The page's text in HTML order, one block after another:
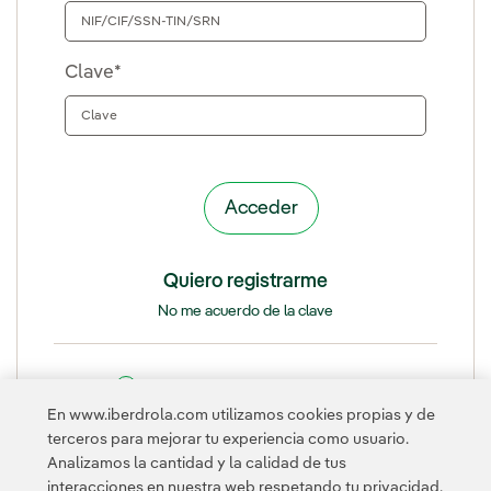
Clave*
Quiero registrarme
No me acuerdo de la clave
Esta página está protegida por reCAPTCHA y se aplican la
de privacidady losTérminos de serviciode Google.
En www.iberdrola.com utilizamos cookies propias y de
terceros para mejorar tu experiencia como usuario.
Analizamos la cantidad y la calidad de tus
interacciones en nuestra web respetando tu privacidad,